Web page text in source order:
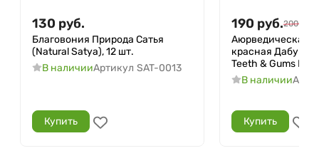
130 руб.
Благовония Природа Сатья
(Natural Satya), 12 шт.
В наличииАртикул SAT-0013
Купить
190 руб.200
Аюрведическая
красная Дабур
Teeth & Gums
В наличии
Купить